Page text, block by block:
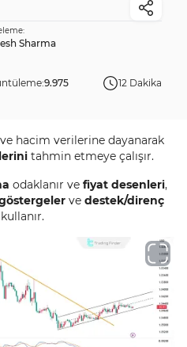
Sharma
9.975 12 Dakika
hacim verilerine dayanarak
tahmin etmeye çalışır.
odaklanır ve fiyat desenleri,
ve destek/direnç